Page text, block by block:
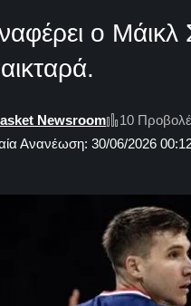
ο Μάικλ
Ανανέωση: 30/06/2026
Newsroom 10